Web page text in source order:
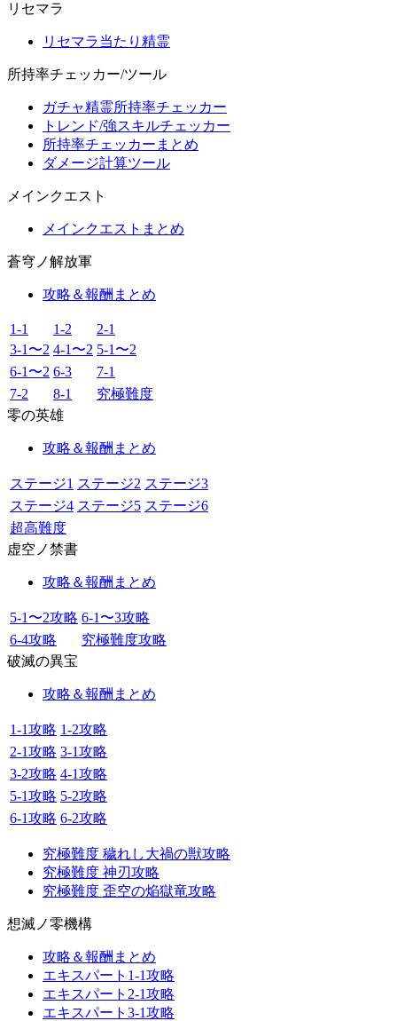
リセマラ
リセマラ当たり精霊
所持率チェッカー/ツール
ガチャ精霊所持率チェッカー
トレンド/強スキルチェッカー
所持率チェッカーまとめ
ダメージ計算ツール
メインクエスト
メインクエストまとめ
蒼穹ノ解放軍
攻略＆報酬まとめ
1-1 1-2
2-1
3-1〜2 4-1〜2 5-1〜2
6-1〜2 6-3
7-1
7-2
8-1
究極難度
零の英雄
攻略＆報酬まとめ
ステージ1 ステージ2 ステージ3
ステージ4 ステージ5 ステージ6
超高難度
虚空ノ禁書
攻略＆報酬まとめ
5-1〜2攻略 6-1〜3攻略
6-4攻略
究極難度攻略
破滅の異宝
攻略＆報酬まとめ
1-1攻略 1-2攻略
2-1攻略 3-1攻略
3-2攻略 4-1攻略
5-1攻略 5-2攻略
6-1攻略 6-2攻略
究極難度 穢れし大禍の獣攻略
究極難度 神刃攻略
究極難度 歪空の焔獄竜攻略
想滅ノ零機構
攻略＆報酬まとめ
エキスパート1-1攻略
エキスパート2-1攻略
エキスパート3-1攻略